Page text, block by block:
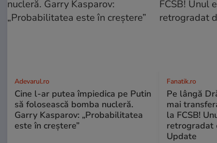
Adevarul.ro
Cine l-ar putea împiedica pe Putin
să folosească bomba nucleră.
Garry Kasparov: „Probabilitatea
este în creștere”
Fanatik.ro
Pe lângă
mai
la FCSB!
retrogradat
Update